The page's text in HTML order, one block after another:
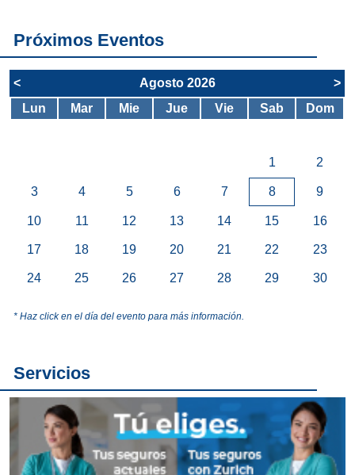
Próximos Eventos
< Agosto 2026
>
Lun
Mar Mie Jue Vie Sab Dom
1 2
3 4 5 6 7 8 9
10 11 12 13 14 15 16
17 18 19 20 21 22 23
24 25 26 27 28 29 30
* Haz click en el día del evento para más información.
Servicios